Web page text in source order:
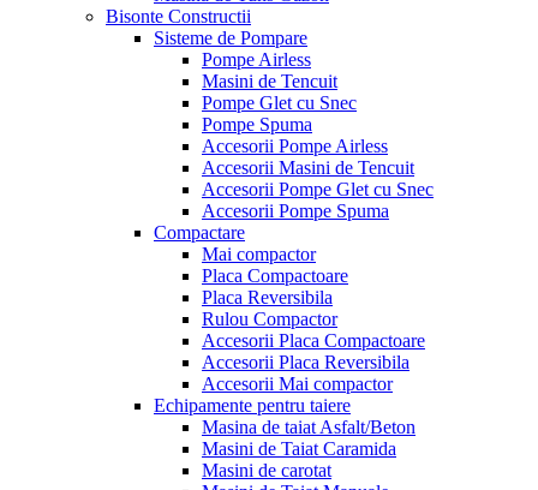
Bisonte Constructii
Sisteme de Pompare
Pompe Airless
Masini de Tencuit
Pompe Glet cu Snec
Pompe Spuma
Accesorii Pompe Airless
Accesorii Masini de Tencuit
Accesorii Pompe Glet cu Snec
Accesorii Pompe Spuma
Compactare
Mai compactor
Placa Compactoare
Placa Reversibila
Rulou Compactor
Accesorii Placa Compactoare
Accesorii Placa Reversibila
Accesorii Mai compactor
Echipamente pentru taiere
Masina de taiat Asfalt/Beton
Masini de Taiat Caramida
Masini de carotat